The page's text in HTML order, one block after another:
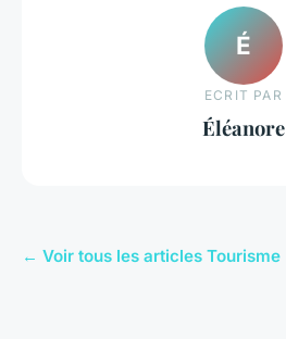
É
ECRIT PAR
Éléanore
← Voir tous les articles Tourisme